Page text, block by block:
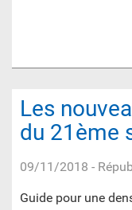
Les
du 21ème
09/11/2018 -
Guide pour une